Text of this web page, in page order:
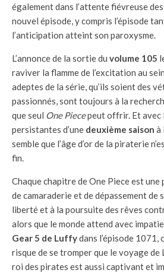
également dans l’attente fiévreuse
nouvel épisode, y compris l’épisode
l’anticipation atteint son paroxysme.
L’annonce de la sortie du volume 105
raviver la flamme de l’excitation au
adeptes de la série, qu’ils soient des
passionnés, sont toujours à la
que seul One Piecepeut offrir. Et avec
persistantes d’une deuxième saison à
semble que l’âge d’or de la piraterie
fin.
Chaque chapitre de One Piece est une
de camaraderie et de dépassement de
liberté et à la poursuite des rêves
alors que le monde attend avec
Gear 5 de Luffydans l’épisode 1071,
risque de se tromper que le voyage
roi des pirates est aussi captivant et